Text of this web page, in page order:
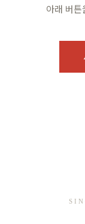
아래 버